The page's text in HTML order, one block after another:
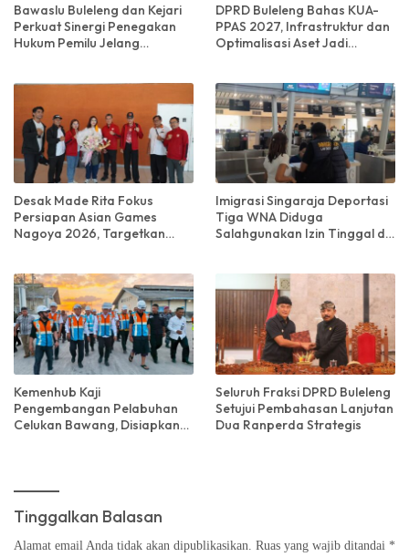
Bawaslu Buleleng dan Kejari
Perkuat Sinergi Penegakan
Hukum Pemilu Jelang
DPRD Buleleng Bahas KUA-
PPAS 2027, Infrastruktur dan
Optimalisasi Aset Jadi
Desak Made Rita Fokus
Persiapan Asian Games
Nagoya 2026, Targetkan
Imigrasi Singaraja Deportasi
Tiga WNA Diduga
Salahgunakan Izin Tinggal di
Kemenhub Kaji
Pengembangan Pelabuhan
Celukan Bawang, Disiapkan
Seluruh Fraksi DPRD Buleleng
Setujui Pembahasan Lanjutan
Dua Ranperda Strategis
Tinggalkan Balasan
Alamat email Anda tidak akan dipublikasikan. Ruas yang wajib ditandai *